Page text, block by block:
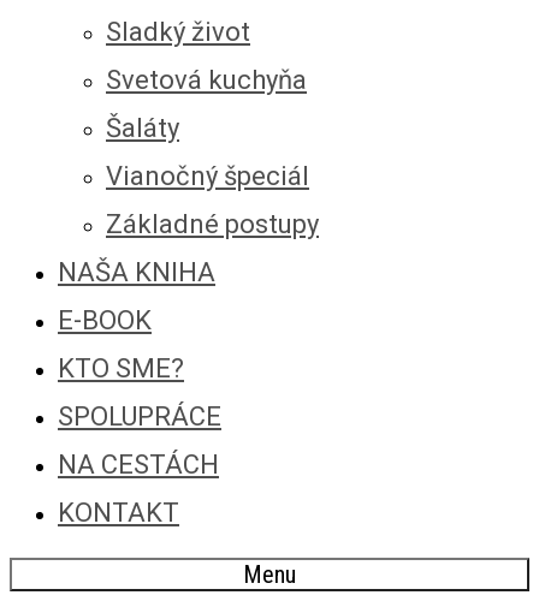
Sladký život
Svetová kuchyňa
Šaláty
Vianočný špeciál
Základné postupy
NAŠA KNIHA
E-BOOK
KTO SME?
SPOLUPRÁCE
NA CESTÁCH
KONTAKT
Menu